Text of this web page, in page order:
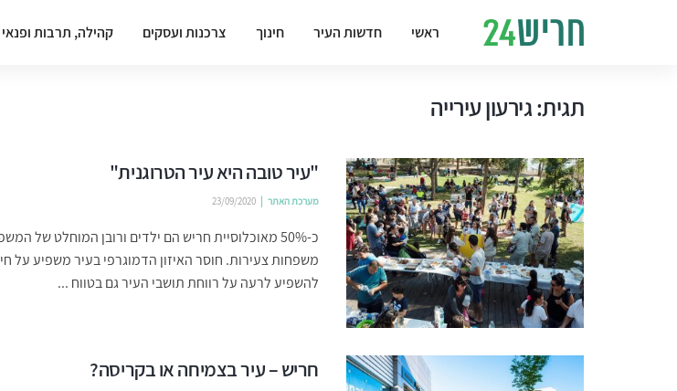
ראשי חדשות העיר חינוך צרכנות ועסקים קהילה, תרבות ופנאי
תגית:גירעון עירייה
"עיר טובה היא עיר הטרוגנית"
מערכת האתר 23/09/2020
כ-50% מאוכלוסיית חריש הם ילדים ורובן המוחלט של
משפחות צעירות. חוסר האיזון הדמוגרפי בעיר משפיע על
להשפיע לרעה על רווחת תושבי העיר גם בטווח ...
חריש – עיר בצמיחה או בקריסה?